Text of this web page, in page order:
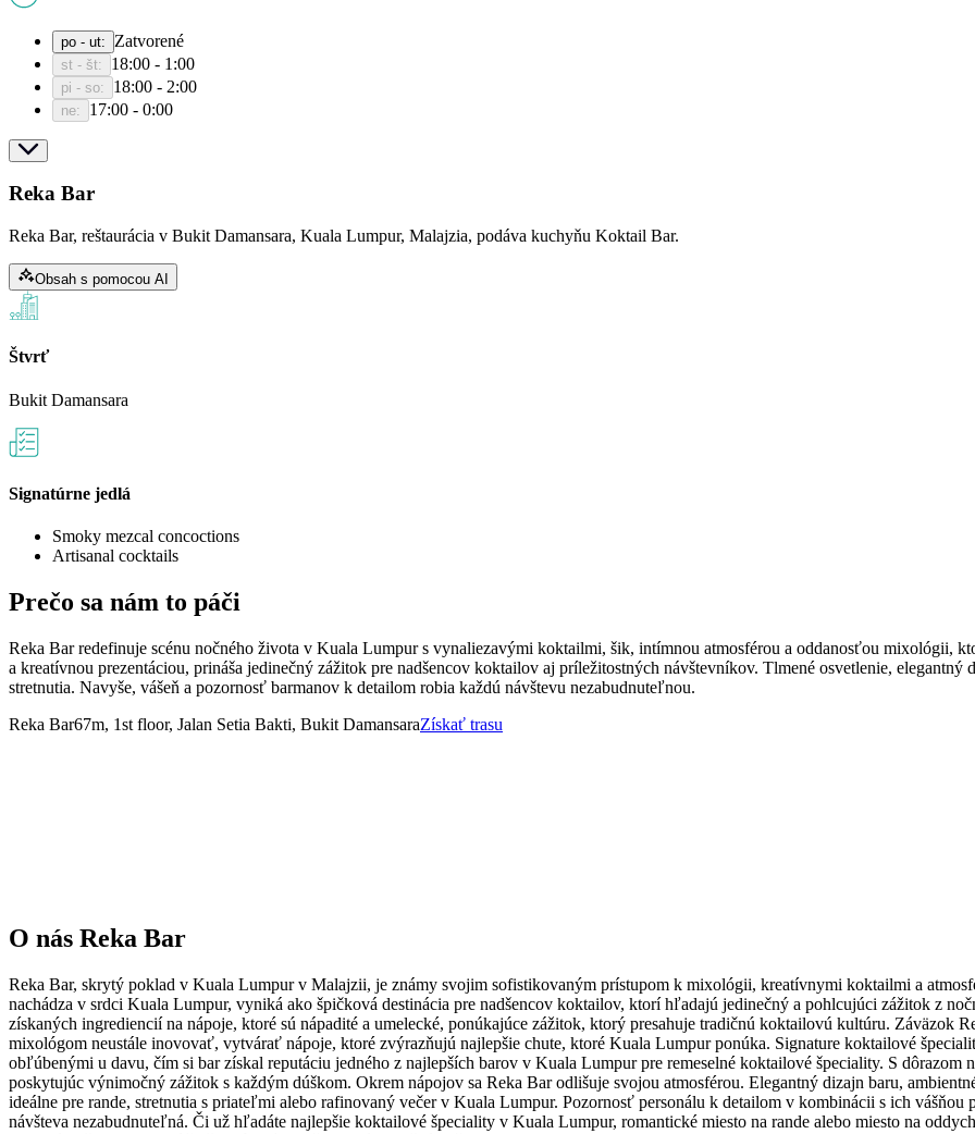
po - ut: Zatvorené
st - št: 18:00 - 1:00
pi - so: 18:00 - 2:00
ne: 17:00 - 0:00
Reka Bar
Reka Bar, reštaurácia v Bukit Damansara, Kuala Lumpur, Malajzia, podáva kuchyňu Koktail Bar.
Obsah s pomocou AI
Štvrť
Bukit Damansara
Signatúrne jedlá
Smoky mezcal concoctions
Artisanal cocktails
Prečo sa nám to páči
Reka Bar redefinuje scénu nočného života v Kuala Lumpur s vynaliezavými koktailmi, šik, intímnou atmosférou a oddanosťou mixológii,
a kreatívnou prezentáciou, prináša jedinečný zážitok pre nadšencov koktailov aj príležitostných návštevníkov. Tlmené osvetlenie, elegantný
stretnutia. Navyše, vášeň a pozornosť barmanov k detailom robia každú návštevu nezabudnuteľnou.
Reka Bar67m, 1st floor, Jalan Setia Bakti, Bukit DamansaraZískať trasu
O nás Reka Bar
Reka Bar, skrytý poklad v Kuala Lumpur v Malajzii, je známy svojim sofistikovaným prístupom k mixológii, kreatívnymi koktailmi a
nachádza v srdci Kuala Lumpur, vyniká ako špičková destinácia pre nadšencov koktailov, ktorí hľadajú jedinečný a pohlcujúci zážitok z
získaných ingrediencií na nápoje, ktoré sú nápadité a umelecké, ponúkajúce zážitok, ktorý presahuje tradičnú koktailovú kultúru. Záväzok
mixológom neustále inovovať, vytvárať nápoje, ktoré zvýrazňujú najlepšie chute, ktoré Kuala Lumpur ponúka. Signature koktailové
obľúbenými u davu, čím si bar získal reputáciu jedného z najlepších barov v Kuala Lumpur pre remeselné koktailové špeciality. S dôrazom
poskytujúc výnimočný zážitok s každým dúškom. Okrem nápojov sa Reka Bar odlišuje svojou atmosférou. Elegantný dizajn baru,
ideálne pre rande, stretnutia s priateľmi alebo rafinovaný večer v Kuala Lumpur. Pozornosť personálu k detailom v kombinácii s ich
návšteva nezabudnuteľná. Či už hľadáte najlepšie koktailové špeciality v Kuala Lumpur, romantické miesto na rande alebo miesto na